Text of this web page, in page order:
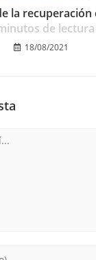
la recuperación
de lectura
18/08/2021